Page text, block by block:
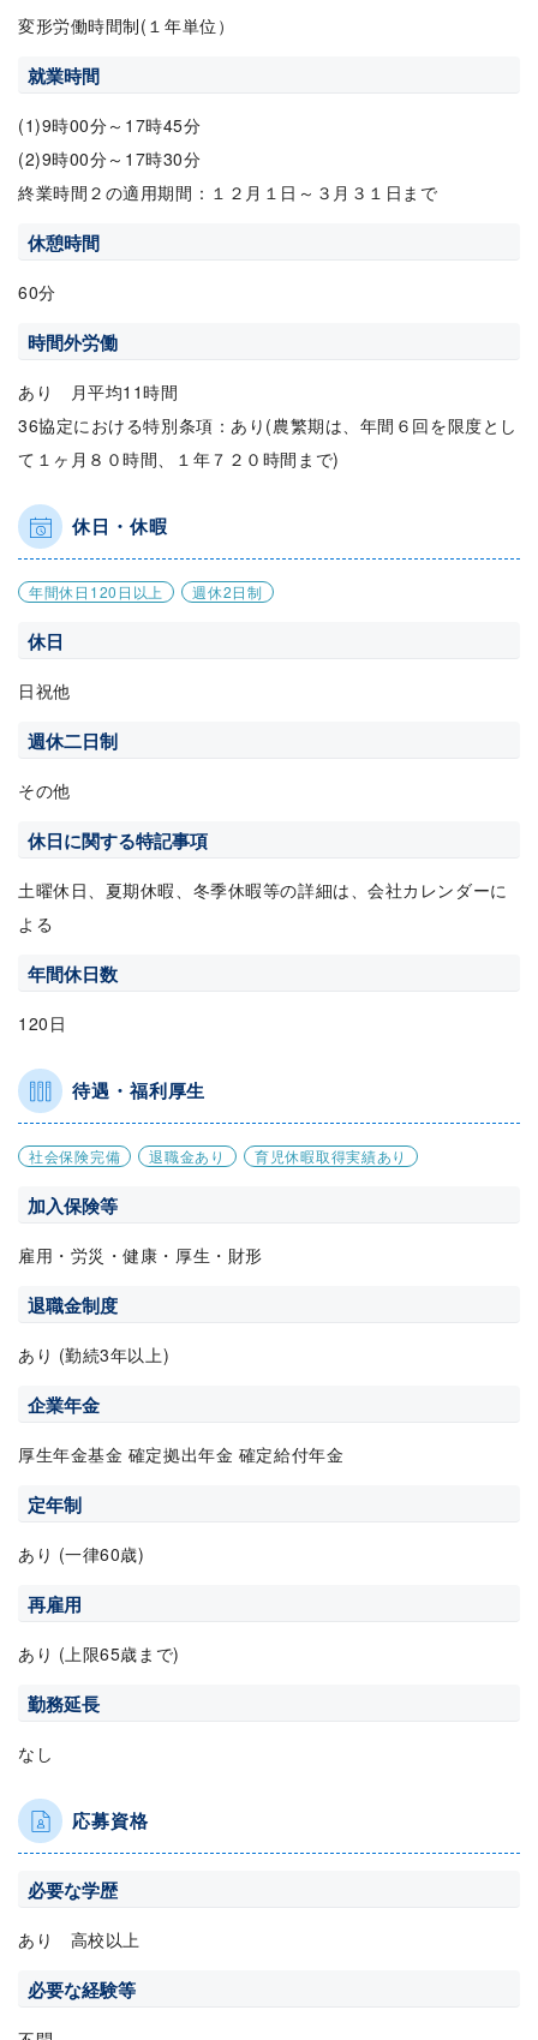
変形労働時間制(１年単位）
就業時間
(1)9時00分～17時45分
(2)9時00分～17時30分
終業時間２の適用期間：１２月１日～３月３１日まで
休憩時間
60分
時間外労働
あり 月平均11時間
36協定における特別条項：あり(農繁期は、年間６回を限度とし
て１ヶ月８０時間、１年７２０時間まで)
休日・休暇
年間休日120日以上 週休2日制
休日
日祝他
週休二日制
その他
休日に関する特記事項
土曜休日、夏期休暇、冬季休暇等の詳細は、会社カレンダーに
よる
年間休日数
120日
待遇・福利厚生
社会保険完備 退職金あり 育児休暇取得実績あり
加入保険等
雇用・労災・健康・厚生・財形
退職金制度
あり (勤続3年以上)
企業年金
厚生年金基金 確定拠出年金 確定給付年金
定年制
あり (一律60歳)
再雇用
あり (上限65歳まで)
勤務延長
なし
応募資格
必要な学歴
あり 高校以上
必要な経験等